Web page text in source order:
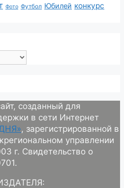
Фото Футбол Юбилей конкурс
созданный для
в сети Интернет
, зарегистрированной в
управлении
г. Свидетельство о